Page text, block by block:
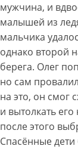
мужчина, и
малышей из
мальчика
однако второй
берега. Олег
но сам
на это, он смог
и вытолкать
после этого
Спасённые